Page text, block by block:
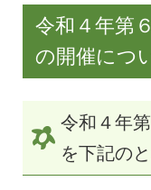
令和４年第
の開催につ
令和４年
を下記の